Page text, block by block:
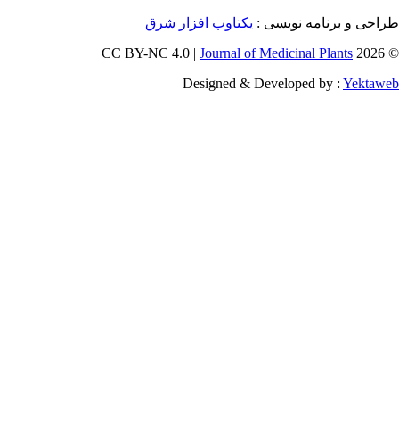
و برنامه نویسی :یکتاوب افزار شرق
Journal of Medicinal Plants
Designed & Developed by :